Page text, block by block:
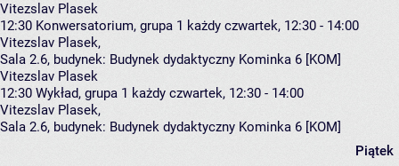
Vitezslav Plasek
12:30 Konwersatorium, grupa 1 każdy czwartek, 12:30 - 14:00
Vitezslav Plasek,
Sala 2.6, budynek: Budynek dydaktyczny Kominka 6 [KOM]
Vitezslav Plasek
12:30 Wykład, grupa 1 każdy czwartek, 12:30 - 14:00
Vitezslav Plasek,
Sala 2.6, budynek: Budynek dydaktyczny Kominka 6 [KOM]
Piątek